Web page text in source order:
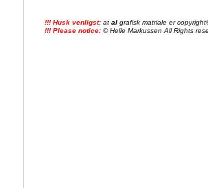
!!! Husk venligst: at al grafisk matriale er
!!! Please notice: © Helle Markussen All Rights